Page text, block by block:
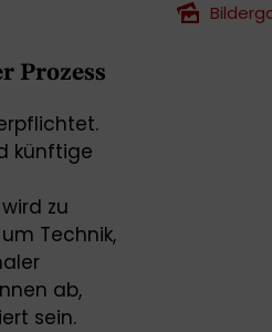
Prozess
künftige
zu
Technik,
ab,
sein.